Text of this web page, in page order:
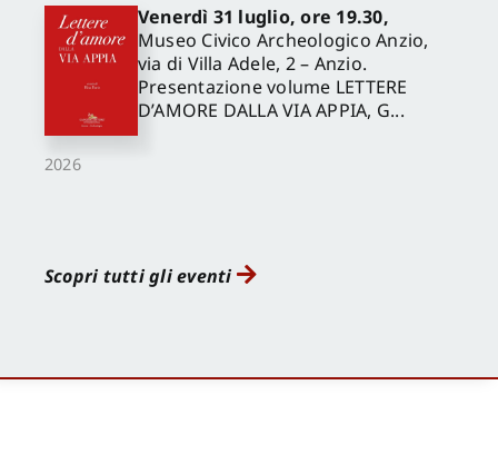
2026
Venerdì 31 luglio, ore 19.30,
Museo Civico Archeologico Anzio,
via di Villa Adele, 2 – Anzio.
Presentazione volume LETTERE
D’AMORE DALLA VIA APPIA, G...
Scopri tutti gli eventi